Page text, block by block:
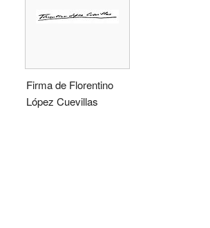
Firma de Florentino
López Cuevillas